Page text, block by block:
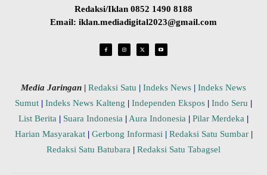
Redaksi/Iklan 0852 1490 8188
Email: iklan.mediadigital2023@gmail.com
Media Jaringan | Redaksi Satu | Indeks News | Indeks News
Sumut | Indeks News Kalteng | Independen Ekspos | Indo Seru |
List Berita | Suara Indonesia |Aura Indonesia | Pilar Merdeka |
Harian Masyarakat | Gerbong Informasi | Redaksi Satu Sumbar |
Redaksi Satu Batubara | Redaksi Satu Tabagsel